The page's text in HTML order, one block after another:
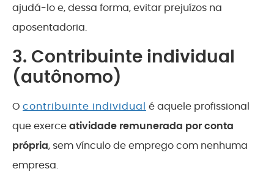
ajudá-lo e, dessa forma, evitar prejuízos na
aposentadoria.
3. Contribuinte individual
(autônomo)
O contribuinte individual é aquele profissional
que exerceatividade remunerada por conta
própria, sem vínculo de emprego com nenhuma
empresa.